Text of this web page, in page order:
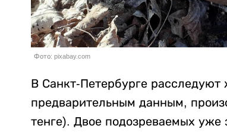
Фото: pixabay.com
В Санкт-Петербурге
предварительным данным,
тенге). Двое подозреваемых